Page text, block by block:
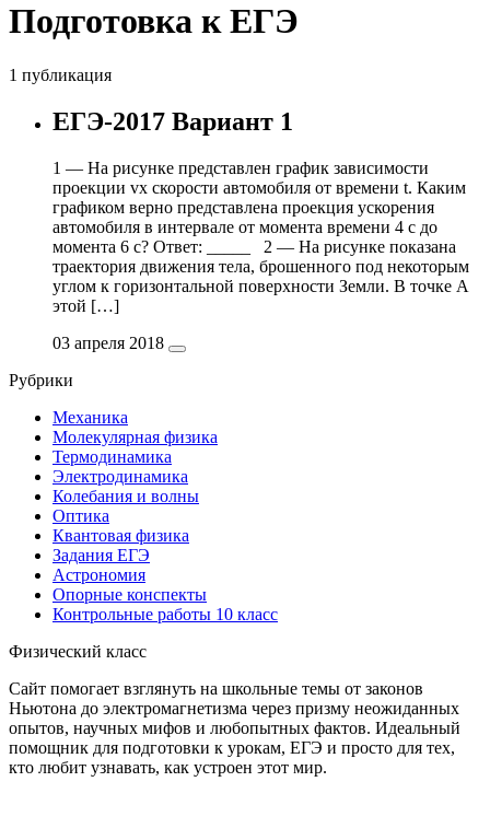
Подготовка к ЕГЭ
1 публикация
ЕГЭ-2017 Вариант 1
1 — На рисунке представлен график зависимости
проекции vx скорости автомобиля от времени t. Каким
графиком верно представлена проекция ускорения
автомобиля в интервале от момента времени 4 с до
момента 6 с? Ответ: _____ 2 — На рисунке показана
траектория движения тела, брошенного под некоторым
углом к горизонтальной поверхности Земли. В точке А
этой […]
03 апреля 2018
Рубрики
Механика
Молекулярная физика
Термодинамика
Электродинамика
Колебания и волны
Оптика
Квантовая физика
Задания ЕГЭ
Астрономия
Опорные конспекты
Контрольные работы 10 класс
Физический класс
Сайт помогает взглянуть на школьные темы от законов
Ньютона до электромагнетизма через призму неожиданных
опытов, научных мифов и любопытных фактов. Идеальный
помощник для подготовки к урокам, ЕГЭ и просто для тех,
кто любит узнавать, как устроен этот мир.